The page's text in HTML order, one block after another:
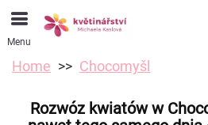
Menu
Home Chocomyšl
Rozwóz kwiatów w